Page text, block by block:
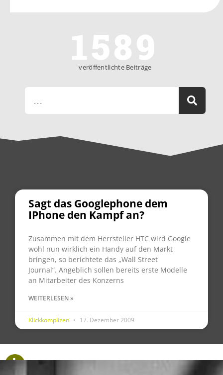
veröffentlichte Beiträge
1589
Sagt das Googlephone dem
IPhone den Kampf an?
Zusammen mit dem Herrsteller HTC wird Google
wohl nun wirklich ein Handy auf den Markt
bringen, so berichtete das „Wall Street
Journal“. Angeblich sollen bereits erste Modelle
an Mitarbeiter des Konzerns
WEITERLESEN »
Klickkomplizen 17. Dezember 2009